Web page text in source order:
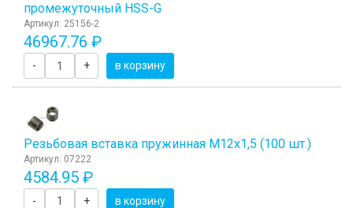
промежуточный HSS-G
Артикул: 25156-2
46967.76 ₽
- + в корзину
Резьбовая вставка пружинная M12x1,5 (100 шт.)
Артикул: 07222
4584.95 ₽
- + в корзину